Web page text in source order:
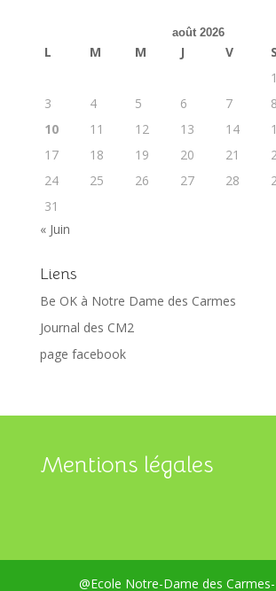
août 2026
L M M J V S
1
3
4 5 6 7 8
10
11 12 13 14
17
18 19 20 21
24
25 26 27 28
31
« Juin
Liens
Be OK à Notre Dame des Carmes
Journal des CM2
page facebook
Mentions légales
@Ecole Notre-Dame des Carmes-